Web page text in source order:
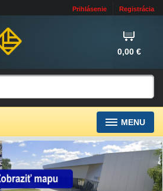
Prihlásenie Registrácia
0,00 €
MENU